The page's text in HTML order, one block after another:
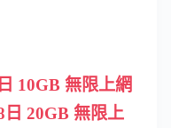
10GB 無限上網
20GB 無限上